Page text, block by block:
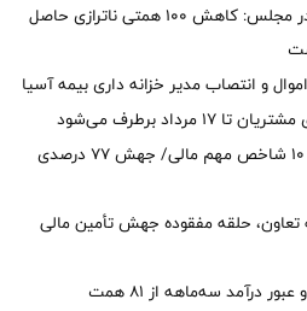
نماینده مردم خلخال و کوثر در مجلس: کاهش ۱۰۰ همتی ناترازی حاصل
و انتصاب مدیر خزانه داری بیمه آسیا
برطرف می‌شود
جایگاه نخست بانك ملت در 10 شاخص مهم مالی/ جهش 77 درصدی
حلقه مفقوده جهش تأمین مالی